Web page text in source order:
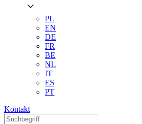
PL
EN
DE
FR
BE
NL
IT
ES
PT
Kontakt